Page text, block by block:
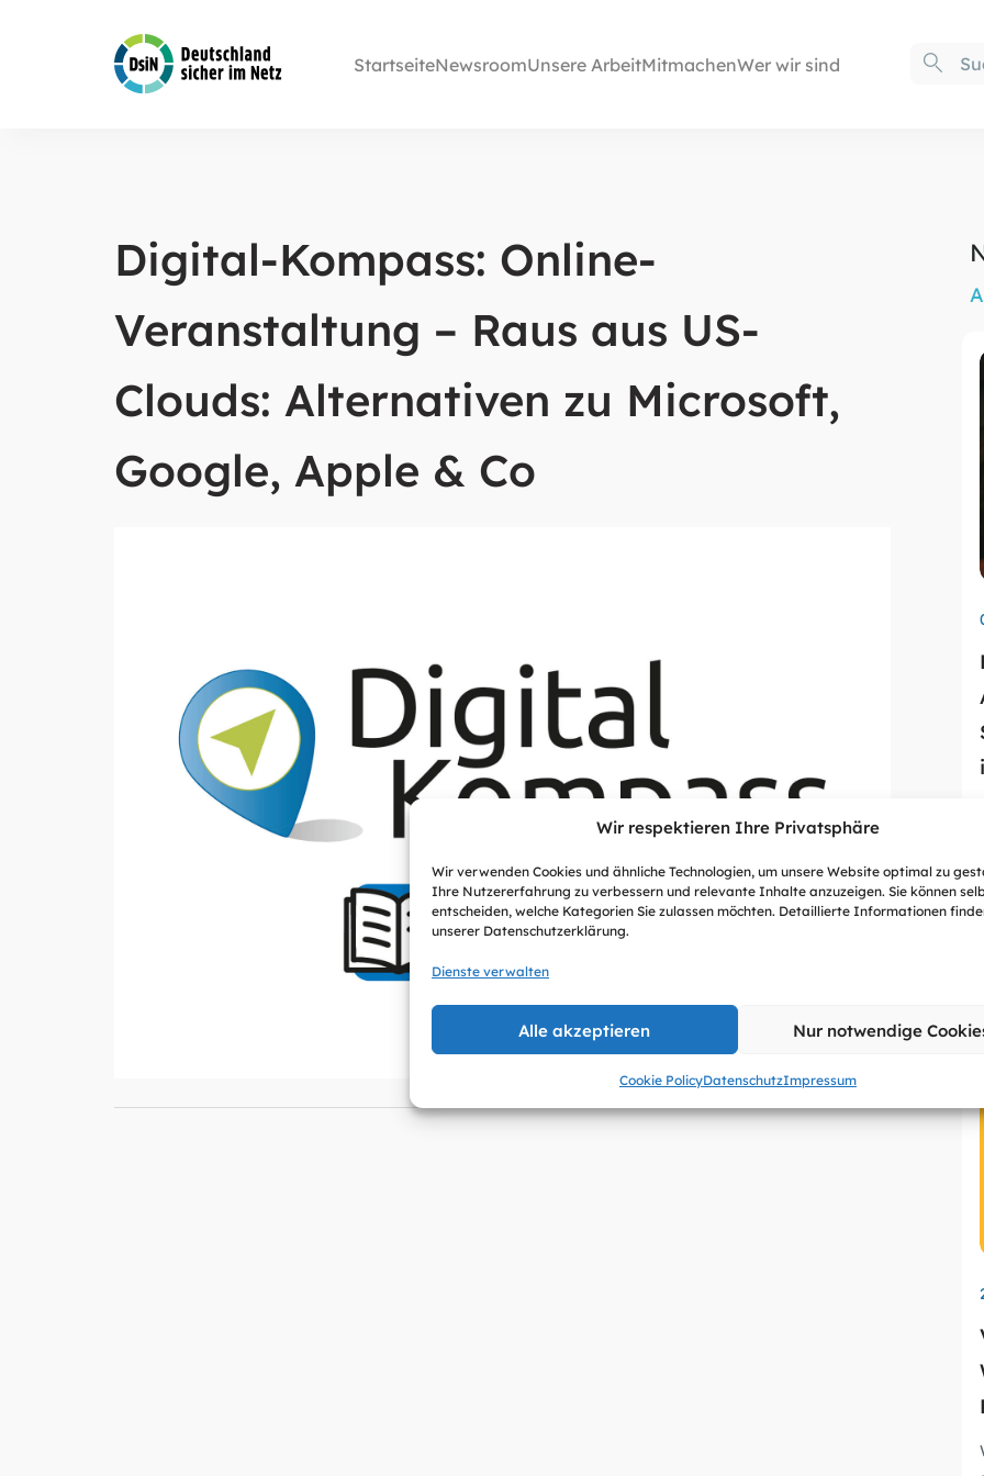
Wir respektieren Ihre Privatsphäre
Wir verwenden Cookies und ähnliche Technologien, um unsere Website optimal zu
Ihre Nutzererfahrung zu verbessern und relevante Inhalte anzuzeigen. Sie können
entscheiden, welche Kategorien Sie zulassen möchten. Detaillierte Informationen
unserer Datenschutzerklärung.
Dienste verwalten
Alle akzeptieren Nur notwendige
Cookie PolicyDatenschutzImpressum
StartseiteNewsroomUnsere ArbeitMitmachenWer wir sind
Digital-Kompass: Online-
Veranstaltung – Raus aus US-
Clouds: Alternativen zu Microsoft,
Google, Apple & Co